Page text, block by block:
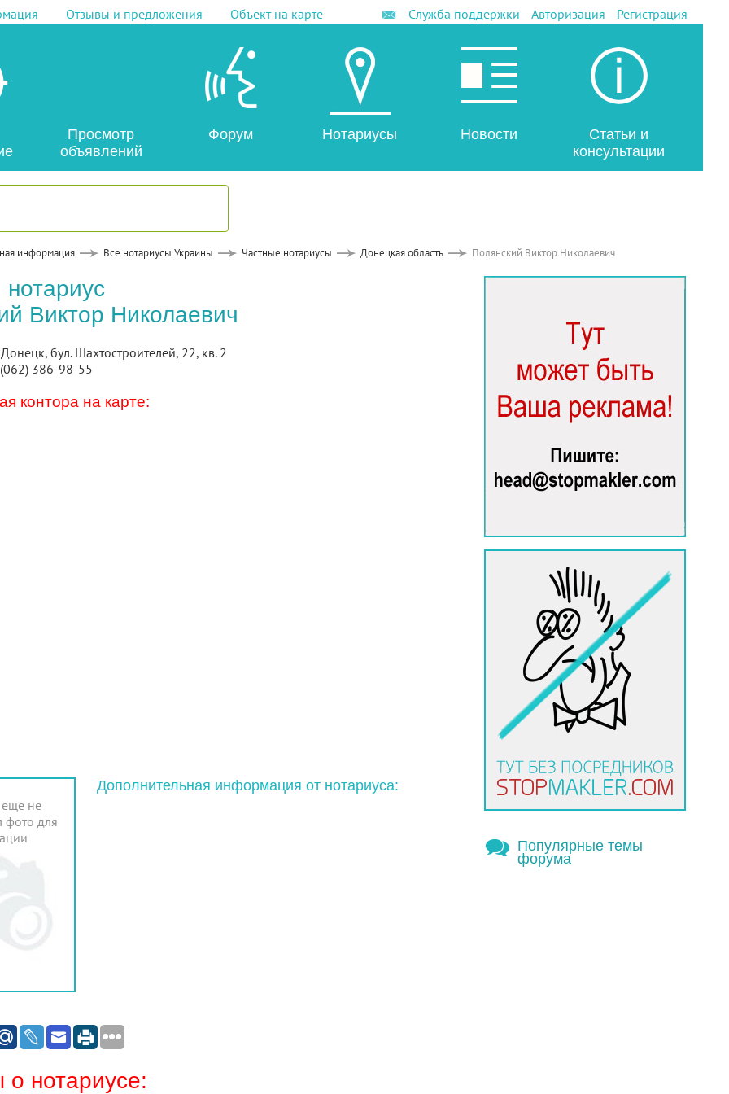
Отзывы и предложения Объект на карте Служба поддержки Авторизация Регистрация
Просмотр
объявлений
Форум Нотариусы Новости
Статьи и
консультации
информация Все нотариусы Украины Частные нотариусы Донецкая область Полянский Виктор Николаевич
Виктор Николаевич
бул. Шахтостроителей, 22, кв. 2
386-98-55
контора на карте:
Дополнительная информация от нотариуса:
еще не
фото для
нотариусе:
Популярные темы
форума